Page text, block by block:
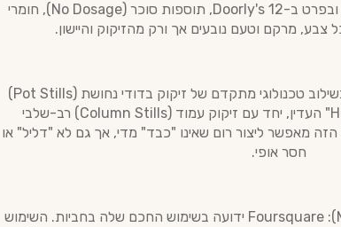
בשקיפות מלאה. אין במוצרי המזקקה, ובפרט ב-Doorly's 12, תוספות סוכר (No Dosage), חומרי
צבע, מרקם וטעם נובעים אך ורק מהזיקוק והיישון.
אומנות הזיקוק: המזקקה משתמשת בשילוב טכנולוגי מתקדם של זיקוק בדודי נחושת (Pot Stills)
המעניקים את הגוף, העומק וה"Hogo" העדין, יחד עם זיקוק עמוד (Column Stills) רב-שלבי
הזה מאפשר ליצור רום שאינו "כבד" מדי, אך גם לא "דליל" או
חסר אופי.
מומחיות ביישון (Maturation Mastery): Foursquare ידועה בשימוש החכם שלה בחביות. השימוש